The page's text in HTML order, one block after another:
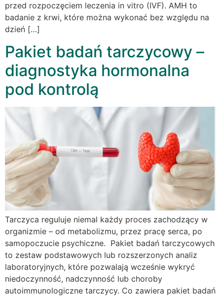
przed rozpoczęciem leczenia in vitro (IVF). AMH to
badanie z krwi, które można wykonać bez względu na
dzień […]
Pakiet badań tarczycowy –
diagnostyka hormonalna
pod kontrolą
Tarczyca reguluje niemal każdy proces zachodzący w
organizmie – od metabolizmu, przez pracę serca, po
samopoczucie psychiczne. Pakiet badań tarczycowych
to zestaw podstawowych lub rozszerzonych analiz
laboratoryjnych, które pozwalają wcześnie wykryć
niedoczynność, nadczynność lub choroby
autoimmunologiczne tarczycy. Co zawiera pakiet badań